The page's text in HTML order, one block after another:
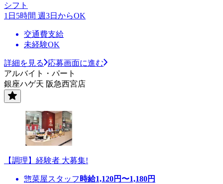
シフト
1日5時間 週3日からOK
交通費支給
未経験OK
詳細を見る
応募画面に進む
アルバイト・パート
銀座ハゲ天 阪急西宮店
【調理】経験者 大募集!
惣菜屋スタッフ 時給1,120円〜1,180円